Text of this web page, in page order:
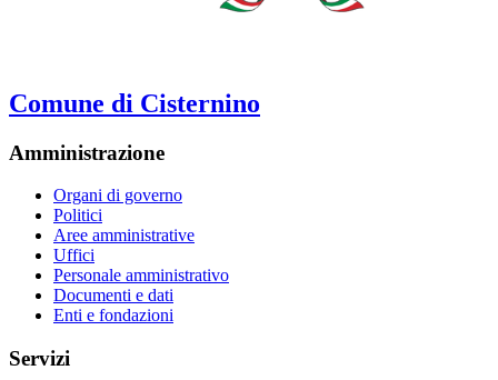
Comune di Cisternino
Amministrazione
Organi di governo
Politici
Aree amministrative
Uffici
Personale amministrativo
Documenti e dati
Enti e fondazioni
Servizi